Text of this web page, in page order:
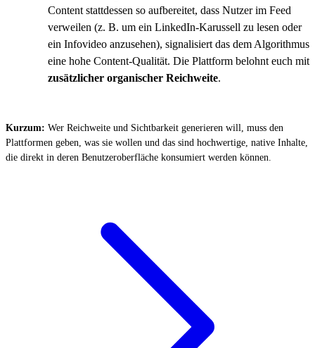
Content stattdessen so aufbereitet, dass Nutzer im Feed
verweilen (z. B. um ein LinkedIn-Karussell zu lesen oder
ein Infovideo anzusehen), signalisiert das dem Algorithmus
eine hohe Content-Qualität. Die Plattform belohnt euch mit
zusätzlicher organischer Reichweite.
Kurzum: Wer Reichweite und Sichtbarkeit generieren will, muss den
Plattformen geben, was sie wollen und das sind hochwertige, native Inhalte,
die direkt in deren Benutzeroberfläche konsumiert werden können.